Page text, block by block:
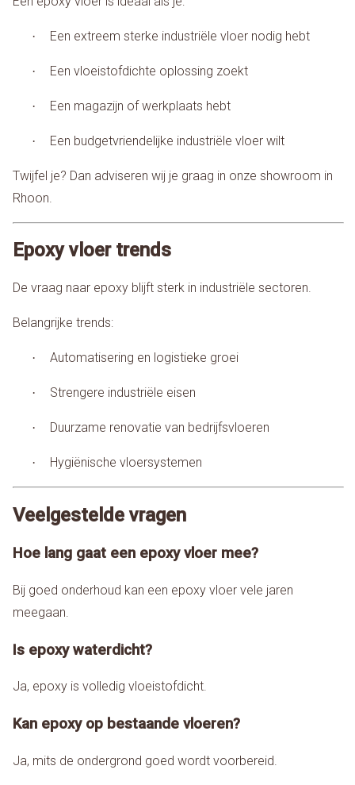
· Een extreem sterke industriële vloer nodig hebt
· Een vloeistofdichte oplossing zoekt
· Een magazijn of werkplaats hebt
· Een budgetvriendelijke industriële vloer wilt
Twijfel je? Dan adviseren wij je graag in onze showroom in
Rhoon.
Epoxy vloer trends
De vraag naar epoxy blijft sterk in industriële sectoren.
Belangrijke trends:
· Automatisering en logistieke groei
· Strengere industriële eisen
· Duurzame renovatie van bedrijfsvloeren
· Hygiënische vloersystemen
Veelgestelde vragen
Hoe lang gaat een epoxy vloer mee?
Bij goed onderhoud kan een epoxy vloer vele jaren
meegaan.
Is epoxy waterdicht?
Ja, epoxy is volledig vloeistofdicht.
Kan epoxy op bestaande vloeren?
Ja, mits de ondergrond goed wordt voorbereid.